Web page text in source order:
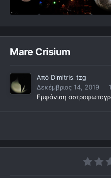
Mare Crisium
Από Dimitris_tzg
Δεκέμβριος 14, 2019
Εμφάνιση